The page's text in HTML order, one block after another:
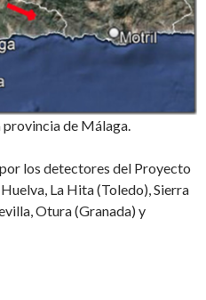
de Málaga.
los detectores del Proyecto
La Hita (Toledo), Sierra
Otura (Granada) y